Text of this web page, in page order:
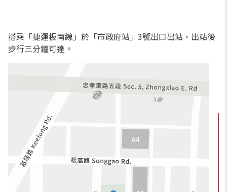
搭乘「捷運板南線」於「市政府站」3號出口出站，出站後
步行三分鐘可達。